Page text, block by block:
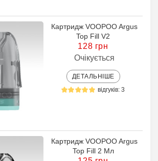
Картридж VOOPOO Argus
Top Fill V2
128 грн
Очікується
ДЕТАЛЬНІШЕ
відгуків: 3
Картридж VOOPOO Argus
Top Fill 2 Мл